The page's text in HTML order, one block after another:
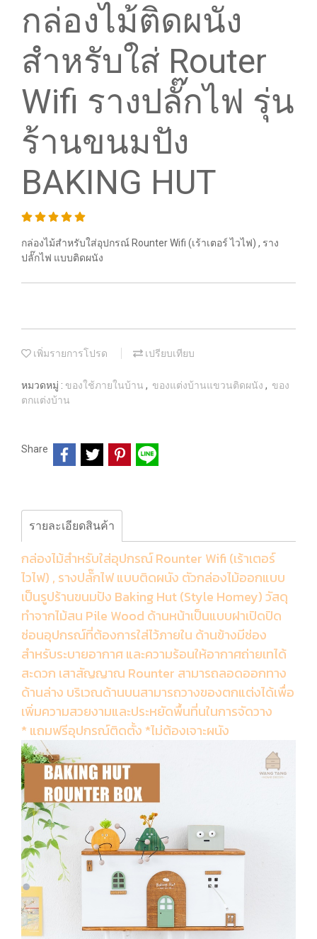
กล่องไม้ติดผนัง
สำหรับใส่ Router
Wifi รางปลั๊กไฟ รุ่น
ร้านขนมปัง
BAKING HUT
กล่องไม้สำหรับใส่อุปกรณ์ Rounter Wifi (เร้าเตอร์ ไวไฟ) , ราง
ปลั๊กไฟ แบบติดผนัง
เพิ่มรายการโปรด เปรียบเทียบ
หมวดหมู่ : ของใช้ภายในบ้าน , ของแต่งบ้านแขวนติดผนัง , ของ
ตกแต่งบ้าน
Share
รายละเอียดสินค้า
กล่องไม้สำหรับใส่อุปกรณ์ Rounter Wifi (เร้าเตอร์
ไวไฟ) , รางปลั๊กไฟ แบบติดผนัง ตัวกล่องไม้ออกแบบ
เป็นรูปร้านขนมปัง Baking Hut (Style Homey) วัสดุ
ทำจากไม้สน Pile Wood ด้านหน้าเป็นแบบฝาเปิดปิด
ซ่อนอุปกรณ์ที่ต้องการใส่ไว้ภายใน ด้านข้างมีช่อง
สำหรับระบายอากาศ และความร้อนให้อากาศถ่ายเทได้
สะดวก เสาสัญญาณ Rounter สามารถลอดออกทาง
ด้านล่าง บริเวณด้านบนสามารถวางของตกแต่งได้เพื่อ
เพิ่มความสวยงามและประหยัดพื้นที่นในการจัดวาง
* แถมฟรีอุปกรณ์ติดตั้ง *ไม่ต้องเจาะผนัง